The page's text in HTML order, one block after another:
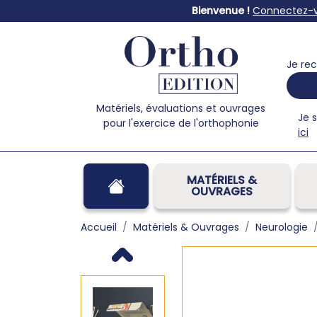
Bienvenue ! Connectez-
Matériels, évaluations et ouvrages
pour l'exercice de l'orthophonie
Je
Je
ici
MATÉRIELS &
OUVRAGES
Accueil Matériels & Ouvrages Neurologie
Previous